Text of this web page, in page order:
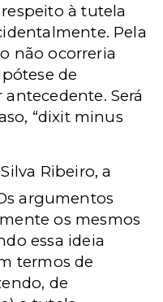
à tutela
Pela
não ocorreria
de
antecedente. Será
“dixit minus
Ribeiro, a
argumentos
os mesmos
essa ideia
termos de
de